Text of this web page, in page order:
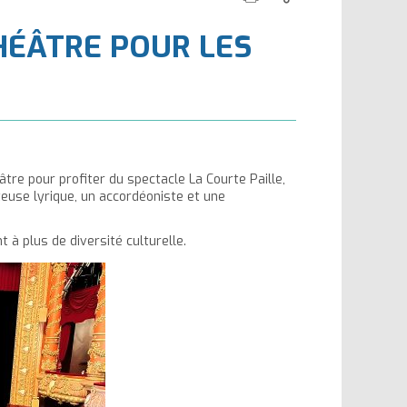
taille
du
taille
du
POUR LES
pour profiter du spectacle La Courte Paille,
lyrique, un accordéoniste et une
à plus de diversité culturelle.